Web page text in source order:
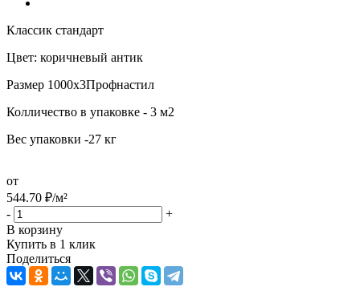
Классик стандарт
Цвет: коричневый антик
Размер 1000х3Профнастил
Колличество в упаковке - 3 м2
Вес упаковки -27 кг
от
544.70 ₽/м²
-
+
В корзину
Купить в 1 клик
Поделиться